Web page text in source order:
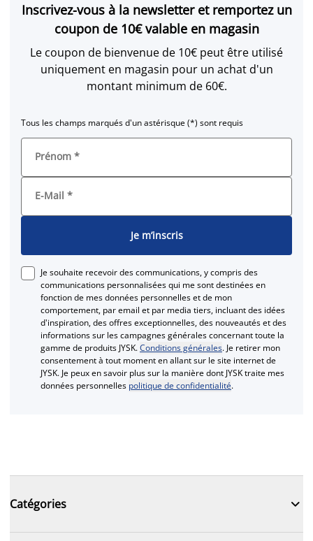
Inscrivez-vous à la newsletter et remportez un
coupon de 10€ valable en magasin
Le coupon de bienvenue de 10€ peut être utilisé
uniquement en magasin pour un achat d'un
montant minimum de 60€.
Tous les champs marqués d'un astérisque (*) sont requis
Prénom *
E-Mail *
Je m’inscris
Je souhaite recevoir des communications, y compris des
communications personnalisées qui me sont destinées en
fonction de mes données personnelles et de mon
comportement, par email et par media tiers, incluant des idées
d'inspiration, des offres exceptionnelles, des nouveautés et des
informations sur les campagnes générales concernant toute la
gamme de produits JYSK.Conditions générales. Je retirer mon
consentement à tout moment en allant sur le site internet de
JYSK. Je peux en savoir plus sur la manière dont JYSK traite mes
données personnelles politique de confidentialité.
Catégories 